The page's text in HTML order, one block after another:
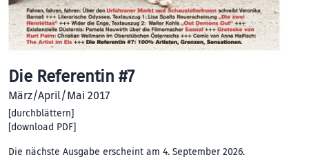
Die Referentin #7
März/April/Mai 2017
[durchblättern]
[download PDF]
Die nächste Ausgabe erscheint am 4. September 2026.